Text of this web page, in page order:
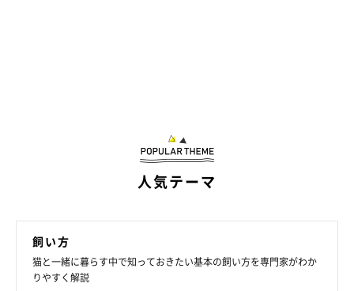
猫の被毛や皮膚に色がついているのは、メラニン色素の働きによ
被毛や皮膚を紫外線のダメージから守る役割をしています。
バイカラーの猫に、お腹が白くて頭頂部や背中に色のある猫が多
くみられるのは、直射日光を浴びやすい頭や背中をダメージから
守るため と考えられています。
人気テーマ
飼い方
猫と一緒に暮らす中で知っておきたい基本の飼い方を専門家がわか
りやすく解説